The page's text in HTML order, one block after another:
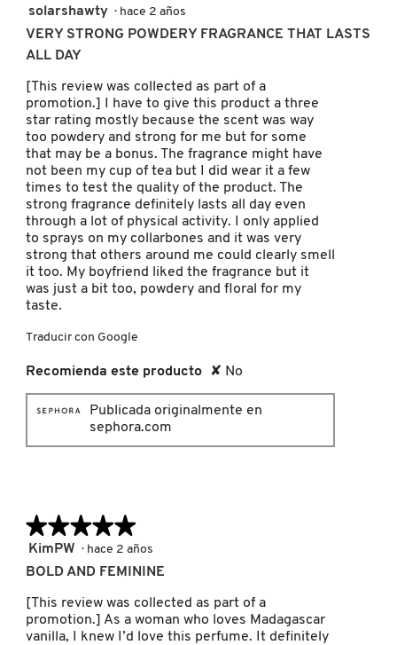
JEAN PAUL GAULTIER
JULIETTE HAS A GUN
K18
KAYALI
KÉRASTASE
KIEHL’S
KYLIE COSMETICS
L'ORÉAL PROFESSIONNEL
LANCÔME
3
de
estrellas.
solarshawty · hace 2 años
VERY STRONG POWDERY FRAGRANCE THAT LASTS
ALL DAY
[This review was collected as part of a
promotion.] I have to give this product a three
star rating mostly because the scent was way
too powdery and strong for me but for some
that may be a bonus. The fragrance might have
not been my cup of tea but I did wear it a few
times to test the quality of the product. The
strong fragrance definitely lasts all day even
through a lot of physical activity. I only applied
to sprays on my collarbones and it was very
strong that others around me could clearly smell
it too. My boyfriend liked the fragrance but it
was just a bit too, powdery and floral for my
taste.
Traducir con Google
Recomienda este producto ✘ No
Publicada originalmente en
sephora.com
★★★★★
★★★★★
5
de
estrellas.
KimPW · hace 2 años
BOLD AND FEMININE
[This review was collected as part of a
promotion.] As a woman who loves Madagascar
vanilla, I knew I’d love this perfume. It definitely